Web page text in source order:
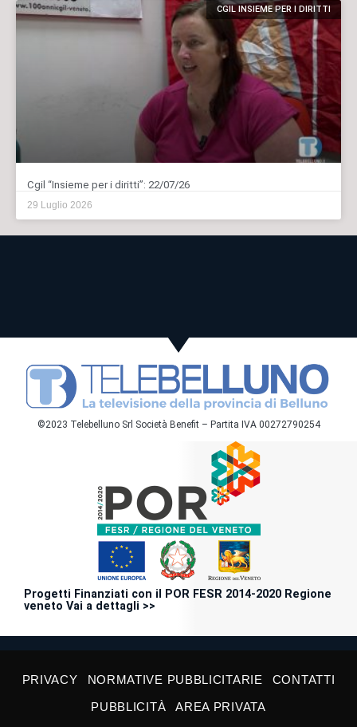
CGIL INSIEME PER I DIRITTI
Cgil “Insieme per i diritti”: 22/07/26
29 Luglio 2026
©2023 Telebelluno Srl Società Benefit – Partita IVA 00272790254
Progetti Finanziati con il POR FESR 2014-2020 Regione
veneto Vai a dettagli >>
PRIVACY NORMATIVE PUBBLICITARIE
CONTATTI
PUBBLICITÀ
AREA PRIVATA